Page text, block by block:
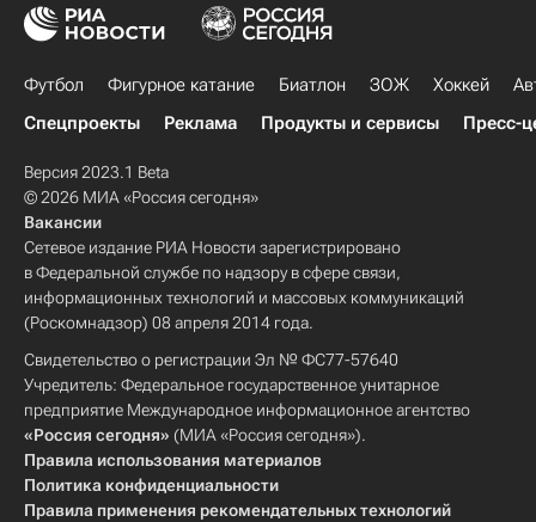
Футбол Фигурное катание Биатлон ЗОЖ Хоккей
Спецпроекты
Реклама Продукты и сервисы Пресс-
Версия 2023.1 Beta
© 2026 МИА «Россия сегодня»
Вакансии
Сетевое издание РИА Новости зарегистрировано
в Федеральной службе по надзору в сфере связи,
информационных технологий и массовых коммуникаций
(Роскомнадзор) 08 апреля 2014 года.
Свидетельство о регистрации Эл № ФС77-57640
Учредитель: Федеральное государственное унитарное
предприятие Международное информационное агентство
«Россия сегодня» (МИА «Россия сегодня»).
Правила использования материалов
Политика конфиденциальности
Правила применения рекомендательных технологий